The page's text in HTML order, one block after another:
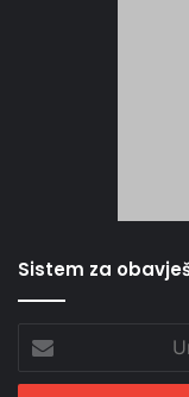
Sistem za
Email
adresu